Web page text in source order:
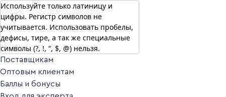
г. Москва
Vitual Peptide +7 (800) 101-13-25
Специалистам
Поставщикам
Оптовым клиентам
Баллы и бонусы
Используйте только латиницу и
цифры. Регистр символов не
учитывается. Использовать пробелы,
дефисы, тире, а так же специальные
символы (?, !, “, $, @) нельзя.